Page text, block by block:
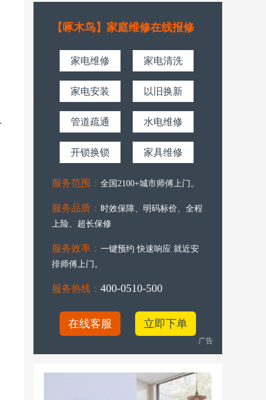
【啄木鸟】家庭维修在线报修
家电维修 家电清洗
家电安装 以旧换新
管道疏通 水电维修
开锁换锁 家具维修
服务范围： 全国2100+城市师傅上门。
服务品质： 时效保障、明码标价、全程
上险、超长保修
服务效率： 一键预约 快速响应 就近安
排师傅上门。
服务热线： 400-0510-500
在线客服 立即下单
广告